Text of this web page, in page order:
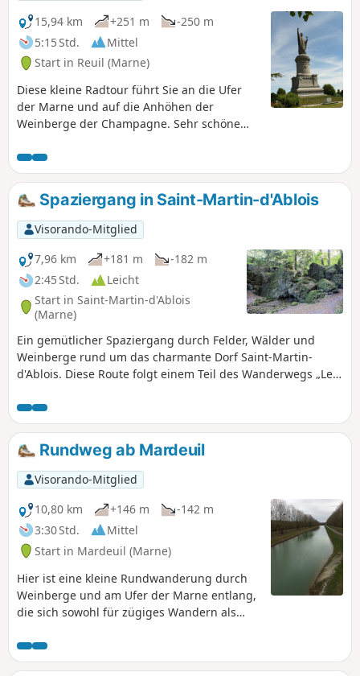
15,94 km
+251 m
-250 m
5:15 Std.
Mittel
Start in Reuil (Marne)
Diese kleine Radtour führt Sie an die Ufer
der Marne und auf die Anhöhen der
Weinberge der Champagne. Sehr schöne
charmante Dorf Châtillon-sur-Marne und die
Statue von Urban II. besichtigen.
Spaziergang in Saint-Martin-d'Ablois
Visorando-Mitglied
7,96 km
+181 m
-182 m
2:45 Std.
Leicht
Start in Saint-Martin-d'Ablois
(Marne)
Ein gemütlicher Spaziergang durch Felder, Wälder und
Weinberge rund um das charmante Dorf Saint-Martin-
d'Ablois. Diese Route folgt einem Teil des Wanderwegs „Le
Martin-d'Ablois, der von der Association Nature et
Patrimoine Ablutien (ANPA) angelegt und gelb markiert
wurde. Möglichkeit, den Parc du Sourdon vom (6) aus zu
betreten.
Rundweg ab Mardeuil
Visorando-Mitglied
10,80 km
+146 m
-142 m
3:30 Std.
Mittel
Start in Mardeuil (Marne)
Hier ist eine kleine Rundwanderung durch
Weinberge und am Ufer der Marne entlang,
die sich sowohl für zügiges Wandern als
Ein großer Teil der Strecke istals GRP®-
Wanderweg ausgeschildert.